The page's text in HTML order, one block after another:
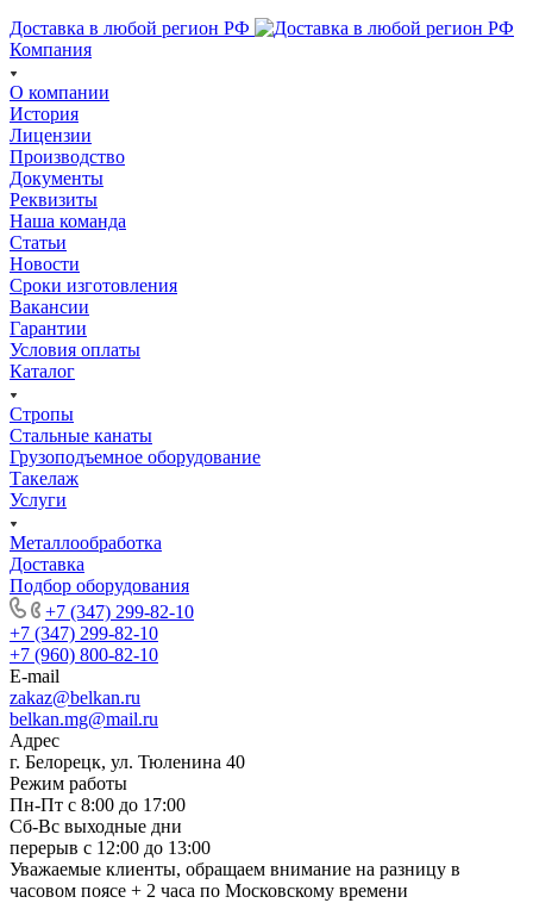
Доставка в любой регион РФ
Компания
О компании
История
Лицензии
Производство
Документы
Реквизиты
Наша команда
Статьи
Новости
Сроки изготовления
Вакансии
Гарантии
Условия оплаты
Каталог
Стропы
Стальные канаты
Грузоподъемное оборудование
Такелаж
Услуги
Металлообработка
Доставка
Подбор оборудования
+7 (347) 299-82-10
+7 (347) 299-82-10
+7 (960) 800-82-10
E-mail
zakaz@belkan.ru
belkan.mg@mail.ru
Адрес
г. Белорецк, ул. Тюленина 40
Режим работы
Пн-Пт с 8:00 до 17:00
Сб-Вс выходные дни
перерыв с 12:00 до 13:00
Уважаемые клиенты, обращаем внимание на разницу в
часовом поясе + 2 часа по Московскому времени